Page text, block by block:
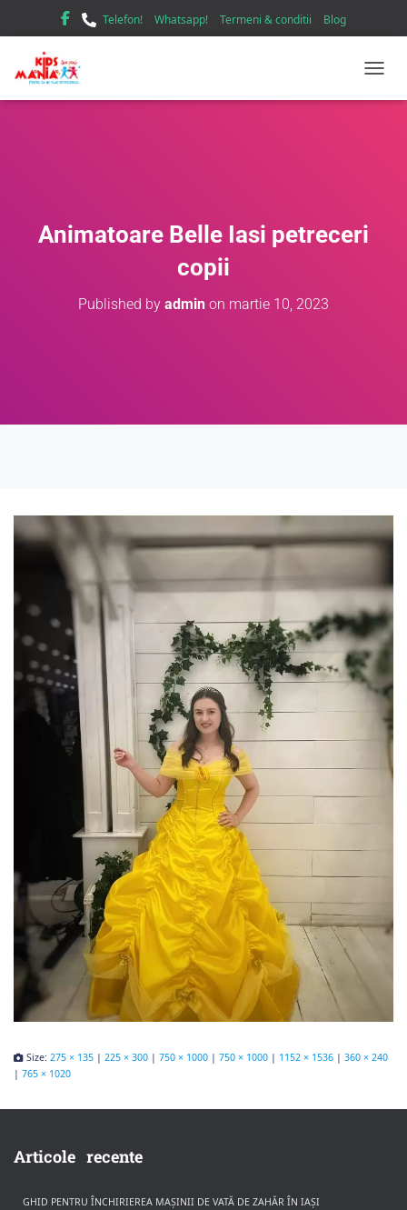
Telefon! Whatsapp! Termeni & conditii Blog
Animatoare Belle Iasi petreceri
copii
Published by admin on martie 10, 2023
Size: 275 × 135 | 225 × 300 | 750 × 1000 | 750 × 1000 | 1152 × 1536 | 360 × 240
| 765 × 1020
Articole recente
GHID PENTRU ÎNCHIRIEREA MAȘINII DE VATĂ DE ZAHĂR ÎN IAȘI